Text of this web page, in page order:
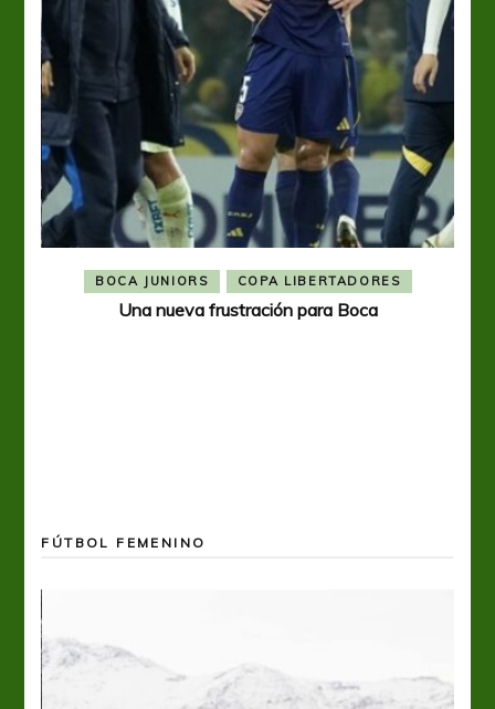
BOCA JUNIORS COPA LIBERTADORES
Una nueva frustración para Boca
FÚTBOL FEMENINO